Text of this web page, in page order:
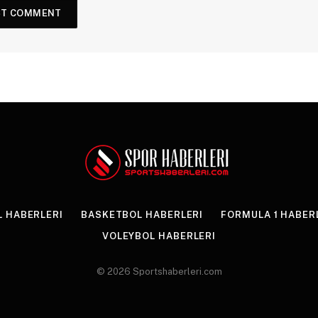
HABERLERI BASKETBOL HABERLERI
FORMULA 1
VOLEYBOL HABERLERI
© 2026 Sportshaberleri.com